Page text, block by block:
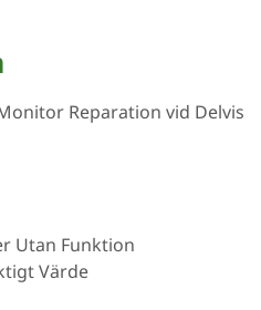
Reparation vid Delvis
Utan Funktion
Värde